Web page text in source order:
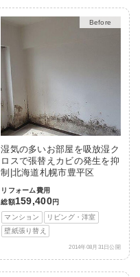
After
湿気の多いお部屋を吸放湿ク
ロスで張替えカビの発生を抑
制|北海道札幌市豊平区
リフォーム費用
総額159,400円
マンション
リビング・洋室
壁紙張り替え
2014年08月31日公開